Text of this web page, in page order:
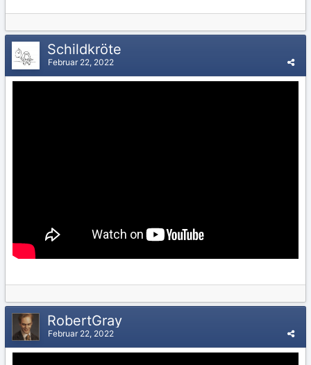
Schildkröte
Februar 22, 2022
RobertGray
Februar 22, 2022